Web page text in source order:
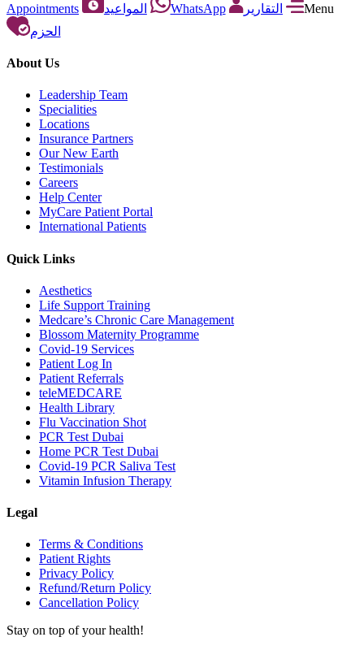
Appointments
المواعيد WhatsApp التقارير
Menu
الحزم
About Us
Leadership Team
Specialities
Locations
Insurance Partners
Our New Earth
Testimonials
Careers
Help Center
MyCare Patient Portal
International Patients
Quick Links
Aesthetics
Life Support Training
Medcare’s Chronic Care Management
Blossom Maternity Programme
Covid-19 Services
Patient Log In
Patient Referrals
teleMEDCARE
Health Library
Flu Vaccination Shot
PCR Test Dubai
Home PCR Test Dubai
Covid-19 PCR Saliva Test
Vitamin Infusion Therapy
Legal
Terms & Conditions
Patient Rights
Privacy Policy
Refund/Return Policy
Cancellation Policy
Stay on top of your health!